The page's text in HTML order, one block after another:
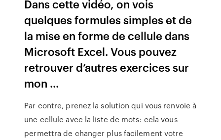
Dans cette vidéo, on vois
quelques formules simples et de
la mise en forme de cellule dans
Microsoft Excel. Vous pouvez
retrouver d’autres exercices sur
mon ...
Par contre, prenez la solution qui vous renvoie à
une cellule avec la liste de mots: cela vous
permettra de changer plus facilement votre